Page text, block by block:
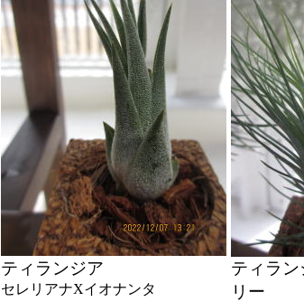
ティランジア
セレリアナXイオナンタ
ティラ
リー